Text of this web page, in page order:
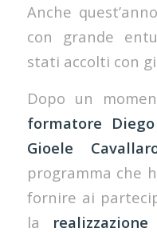
Anche
con grande
stati accolti con
Dopo un
formatore
Gioele
programma che
fornire ai
la